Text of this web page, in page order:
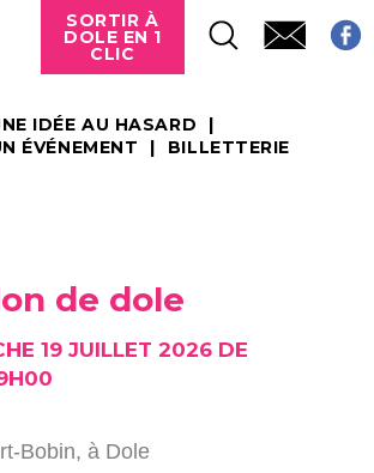
SORTIR À
DOLE EN 1
CLIC
IDÉE AU HASARD
ÉVÉNEMENT
BILLETTERIE
de dole
19 JUILLET 2026 DE
Bobin, à Dole